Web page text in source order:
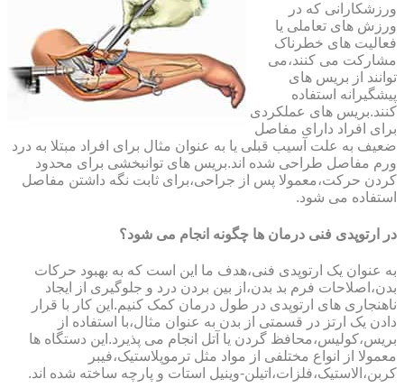
ورزشکارانی که در
ورزش های تعاملی یا
فعالیت های خطرناک
مشارکت می کنند،می
توانند از بریس های
پیشگیرانه استفاده
کنند.بریس های عملکردی
برای افراد دارای مفاصل
ضعیف به علت آسیب قبلی یا به عنوان مثال برای افراد مبتلا به درد
ورم مفاصل طراحی شده اند.بریس های توانبخشی برای محدود
کردن حرکت،معمولا پس از جراحی،برای ثابت نگه داشتن مفاصل
استفاده می شود.
در ارتوپدی فنی درمان ها چگونه انجام می شود؟
به عنوان یک ارتوپدی فنی،هدف ما این است که به بهبود حرکات
بدن،اصلاحات فرم بد بدن،از بین بردن درد و جلوگیری از ایجاد
ناهنجاری های ارتوپدی در طول درمان کمک کنیم.این کار با قرار
دادن یک ارتز در قسمتی از بدن به عنوان مثال،با استفاده از
بریس،کولیس،محافظ گردن یا آتل انجام می پذیرد.این دستگاه ها
معمولا از انواع مختلفی از مواد مثل ترموپلاستیک،فیبر
کربن،الاستیک،فلزات،اتیلن-وینیل استات و پارچه ساخته شده اند.